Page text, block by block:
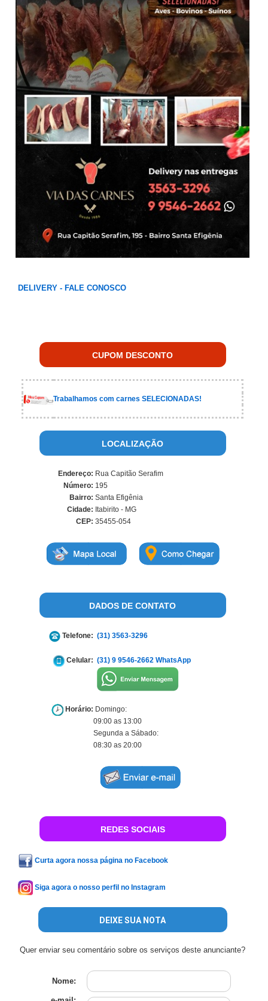
DELIVERY - FALE CONOSCO
CUPOM DESCONTO
Trabalhamos com carnes SELECIONADAS!
LOCALIZAÇÃO
Endereço: Rua Capitão Serafim
Número: 195
Bairro: Santa Efigênia
Cidade: Itabirito - MG
CEP: 35455-054
DADOS DE CONTATO
Telefone: (31) 3563-3296
Celular: (31) 9 9546-2662 WhatsApp
Horário: Domingo:
09:00 as 13:00
Segunda a Sábado:
08:30 as 20:00
REDES SOCIAIS
Curta agora nossa página no Facebook
Siga agora o nosso perfil no Instagram
DEIXE SUA NOTA
Quer enviar seu comentário sobre os serviços deste anunciante?
Nome: